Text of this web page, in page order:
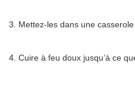
3. Mettez-les dans une casserole
4. Cuire à feu doux jusqu’à ce